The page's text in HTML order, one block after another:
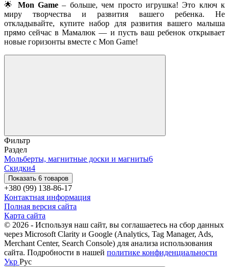
🌟 Mon Game – больше, чем просто игрушка! Это ключ к
миру творчества и развития вашего ребенка. Не
откладывайте, купите набор для развития вашего малыша
прямо сейчас в Мамалюк — и пусть ваш ребенок открывает
новые горизонты вместе с Mon Game!
Фильтр
Раздел
Мольберты, магнитные доски и магниты6
Скидки4
Показать 6 товаров
+380 (99) 138-86-17
Контактная информация
Полная версия сайта
Карта сайта
© 2026 - Используя наш сайт, вы соглашаетесь на сбор данных
через Microsoft Clarity и Google (Analytics, Tag Manager, Ads,
Merchant Center, Search Console) для анализа использования
сайта. Подробности в нашей политике конфиденциальности
Укр Рус